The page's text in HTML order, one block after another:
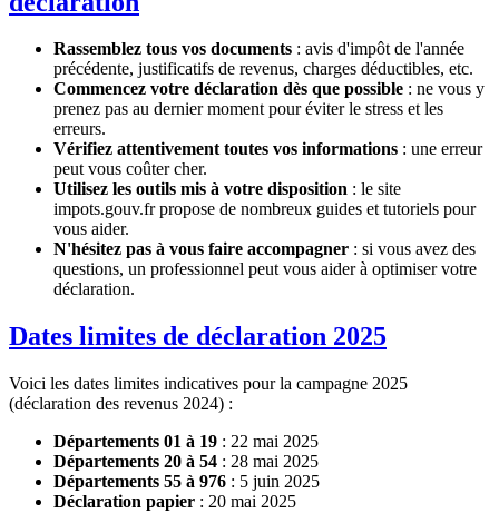
Rassemblez tous vos documents : avis d'impôt de l'année
précédente, justificatifs de revenus, charges déductibles, etc.
Commencez votre déclaration dès que possible : ne vous y
prenez pas au dernier moment pour éviter le stress et les
erreurs.
Vérifiez attentivement toutes vos informations : une erreur
peut vous coûter cher.
Utilisez les outils mis à votre disposition : le site
impots.gouv.fr propose de nombreux guides et tutoriels pour
vous aider.
N'hésitez pas à vous faire accompagner : si vous avez des
questions, un professionnel peut vous aider à optimiser votre
déclaration.
Dates limites de déclaration 2025
Voici les dates limites indicatives pour la campagne 2025
(déclaration des revenus 2024) :
Départements 01 à 19 : 22 mai 2025
Départements 20 à 54 : 28 mai 2025
Départements 55 à 976 : 5 juin 2025
Déclaration papier : 20 mai 2025